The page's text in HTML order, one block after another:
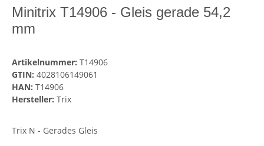
Minitrix T14906 - Gleis gerade 54,2
mm
Artikelnummer:T14906
GTIN: 4028106149061
HAN: T14906
Hersteller: Trix
Trix N - Gerades Gleis